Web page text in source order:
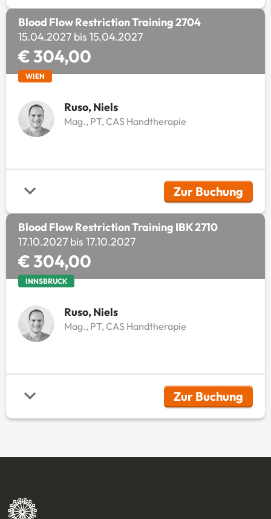
Blood Flow Restriction Training 2704
15.04.2027 bis 15.04.2027
€ 304,00
WIEN
Ruso, Niels
Mag., PT, CAS Handtherapie
Zur Buchung
(Öffnet in
Blood Flow Restriction Training IBK 2710
17.10.2027 bis 17.10.2027
€ 304,00
INNSBRUCK
Ruso, Niels
Mag., PT, CAS Handtherapie
Zur Buchung
(Öffnet in